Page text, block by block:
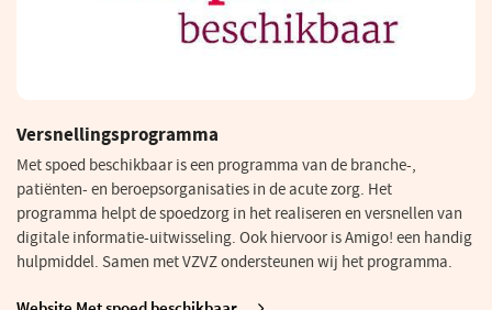
Versnellingsprogramma
Met spoed beschikbaar is een programma van de branche-,
patiënten- en beroepsorganisaties in de acute zorg. Het
programma helpt de spoedzorg in het realiseren en versnellen van
digitale informatie-uitwisseling. Ook hiervoor is Amigo! een handig
hulpmiddel. Samen met VZVZ ondersteunen wij het programma.